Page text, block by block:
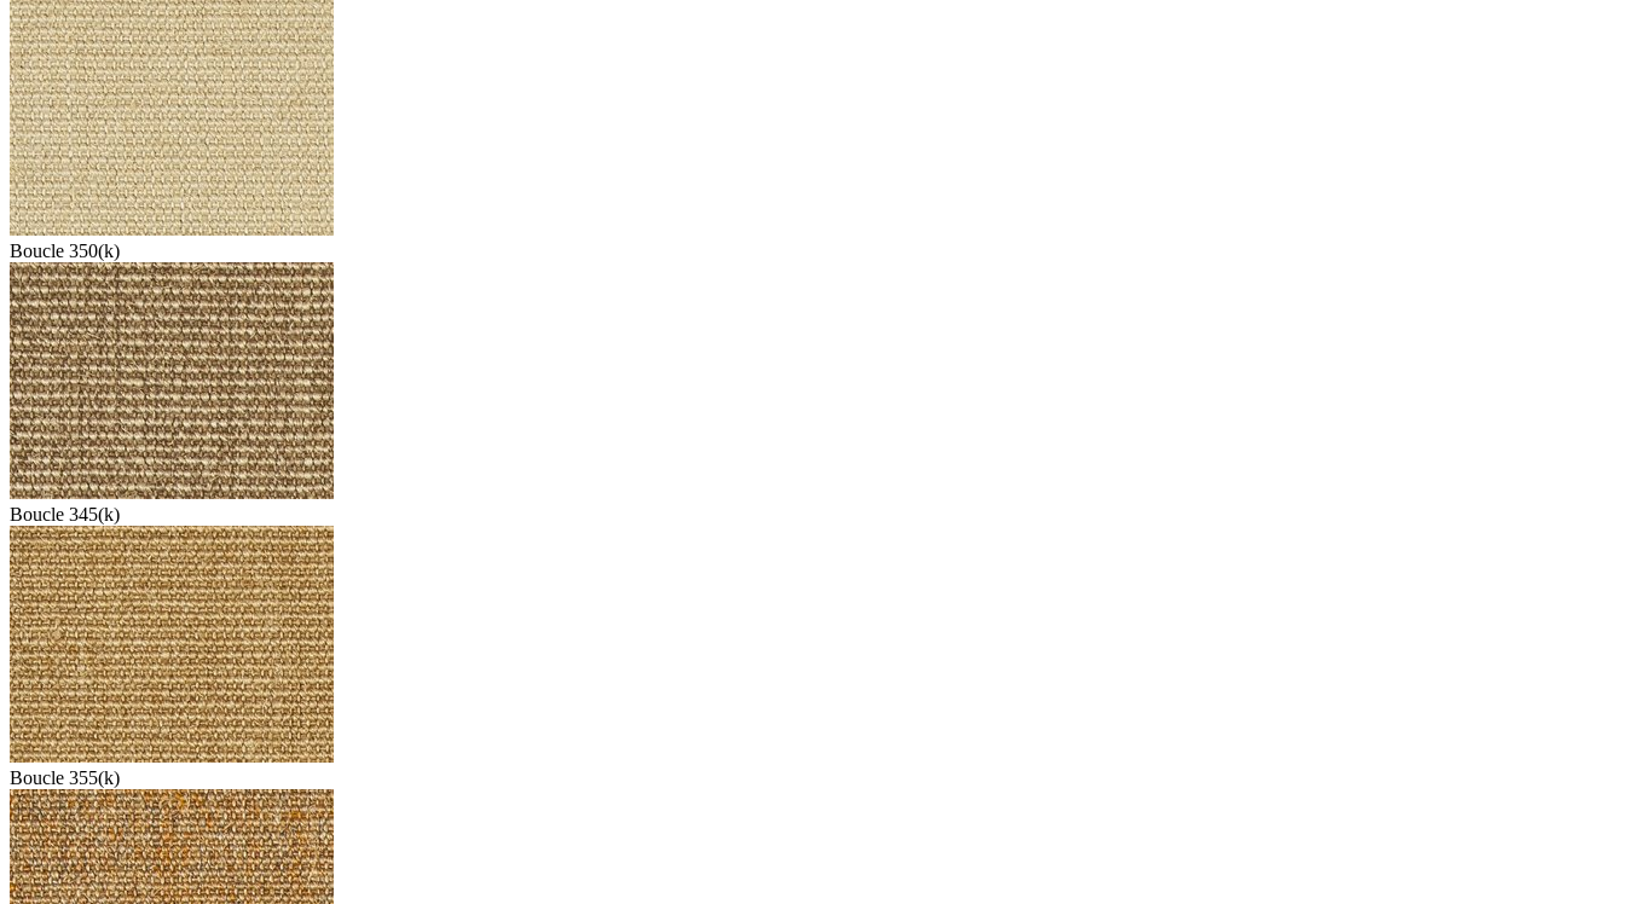
Boucle 350(k)
Boucle 345(k)
Boucle 355(k)